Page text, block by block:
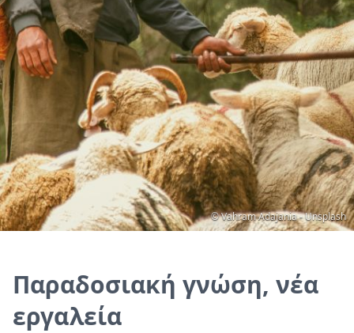
Copyright
© Vahram Adajania - Unsplash
Παραδοσιακή γνώση, νέα
εργαλεία